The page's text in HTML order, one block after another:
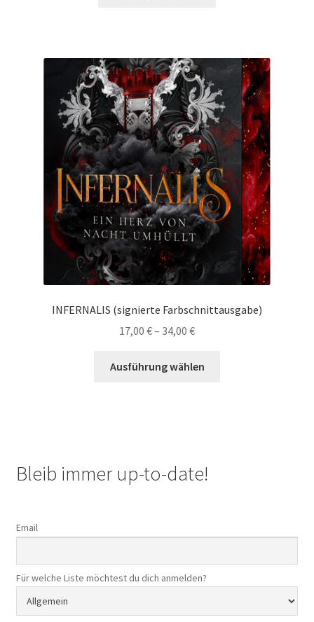
INFERNALIS (signierte Farbschnittausgabe)
17,00 €– 34,00 €
Ausführung wählen
der
gewählt
werden
Bleib immer up-to-date!
Email
Für welche Liste möchtest du dich anmelden?